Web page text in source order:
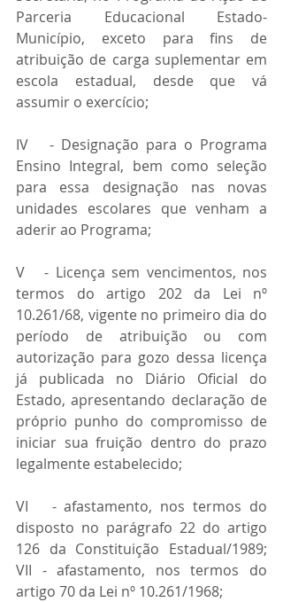
Parceria Educacional Estado-
Município, exceto para fins de
atribuição de carga suplementar em
escola estadual, desde que vá
assumir o exercício;
IV   - Designação para o Programa
Ensino Integral, bem como seleção
para essa designação nas novas
unidades escolares que venham a
aderir ao Programa;
V   - Licença sem vencimentos, nos
termos do artigo 202 da Lei nº
10.261/68, vigente no primeiro dia do
período de atribuição ou com
autorização para gozo dessa licença
já publicada no Diário Oficial do
Estado, apresentando declaração de
próprio punho do compromisso de
iniciar sua fruição dentro do prazo
legalmente estabelecido;
VI   - afastamento, nos termos do
disposto no parágrafo 22 do artigo
126 da Constituição Estadual/1989;
VII - afastamento, nos termos do
artigo 70 da Lei nº 10.261/1968;